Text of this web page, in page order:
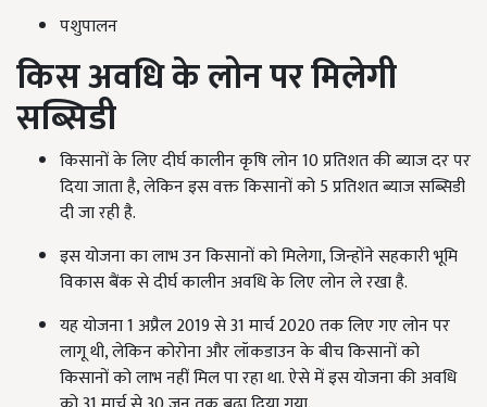
पशुपालन
किस अवधि के लोन पर मिलेगी
सब्सिडी
किसानों के लिए दीर्घ कालीन कृषि लोन 10 प्रतिशत की ब्याज दर पर
दिया जाता है, लेकिन इस वक्त किसानों को 5 प्रतिशत ब्याज सब्सिडी
दी जा रही है.
इस योजना का लाभ उन किसानों को मिलेगा, जिन्होंने सहकारी भूमि
विकास बैंक से दीर्घ कालीन अवधि के लिए लोन ले रखा है.
यह योजना 1 अप्रैल 2019 से 31 मार्च 2020 तक लिए गए लोन पर
लागू थी, लेकिन कोरोना और लॉकडाउन के बीच किसानों को
किसानों को लाभ नहीं मिल पा रहा था. ऐसे में इस योजना की अवधि